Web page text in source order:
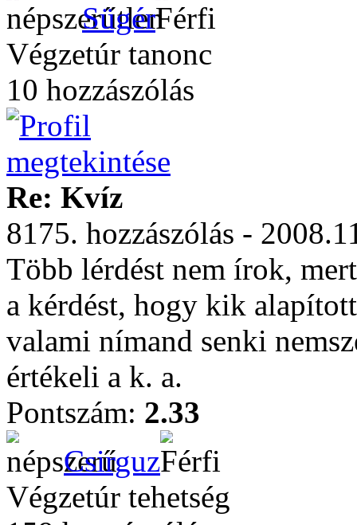
Sügér
Végzetúr tanonc
10 hozzászólás
Re: Kvíz
8175. hozzászólás -
Több lérdést nem írok,
a kérdést, hogy kik
valami nímand senki
értékeli a k. a.
Pontszám: 2.33
Csirguz
Végzetúr tehetség